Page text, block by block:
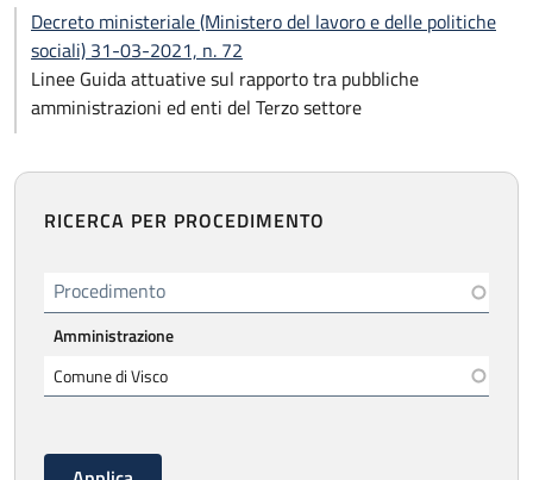
Decreto ministeriale (Ministero del lavoro e delle politiche
sociali) 31-03-2021, n. 72
Linee Guida attuative sul rapporto tra pubbliche
amministrazioni ed enti del Terzo settore
RICERCA PER PROCEDIMENTO
Procedimento
Amministrazione